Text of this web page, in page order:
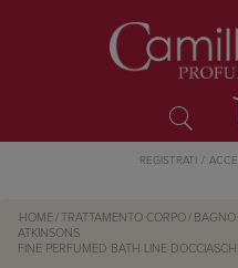
REGISTRATI
HOME / TRATTAMENTO CORPO /
ATKINSONS
FINE PERFUMED BATH LINE